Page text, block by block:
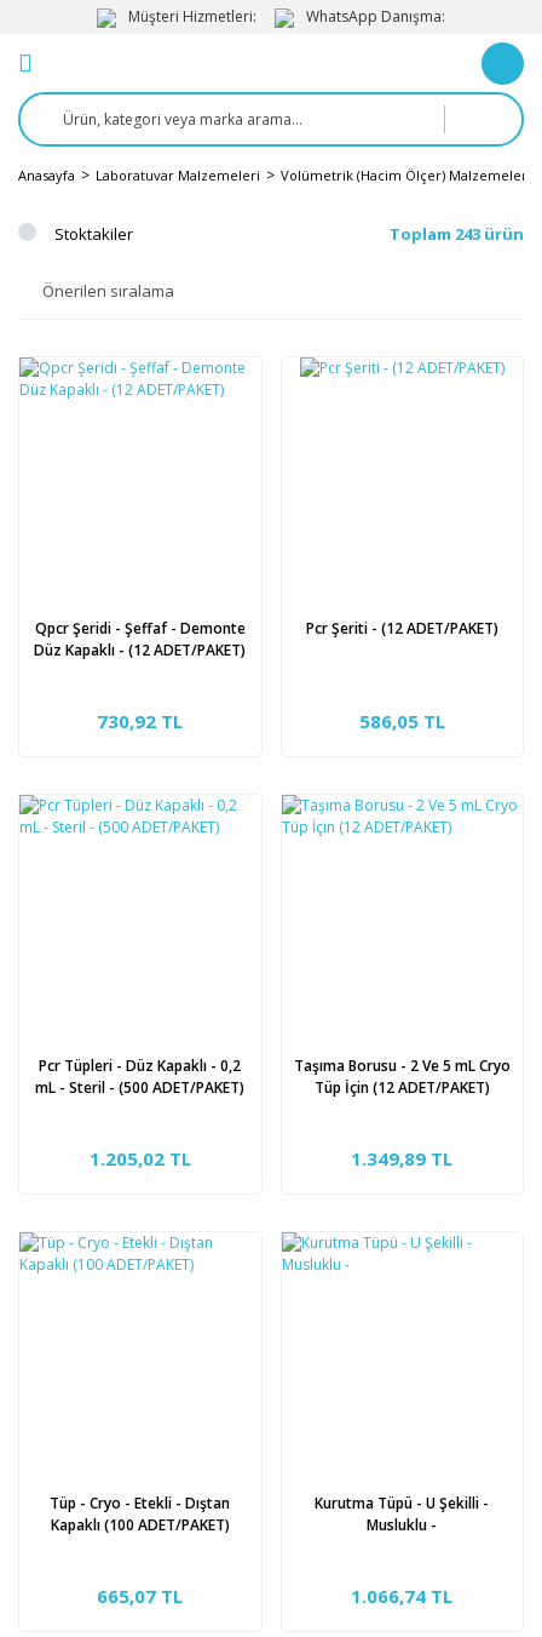
Müşteri Hizmetleri: WhatsApp Danışma:
Anasayfa Laboratuvar Malzemeleri Volümetrik (Hacim Ölçer) Malzemeler
Stoktakiler Toplam 243 ürün
Qpcr Şeridi - Şeffaf - Demonte
Düz Kapaklı - (12 ADET/PAKET)
730,92 TL
Pcr Şeriti - (12 ADET/PAKET)
586,05 TL
Pcr Tüpleri - Düz Kapaklı - 0,2
mL - Steril - (500 ADET/PAKET)
1.205,02 TL
Taşıma Borusu - 2 Ve 5 mL Cryo
Tüp İçin (12 ADET/PAKET)
1.349,89 TL
Tüp - Cryo - Etekli - Dıştan
Kapaklı (100 ADET/PAKET)
665,07 TL
Kurutma Tüpü - U Şekilli -
Musluklu -
1.066,74 TL